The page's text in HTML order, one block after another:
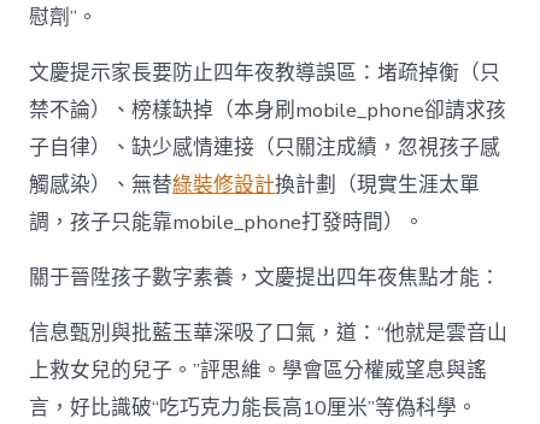
慰劑”。
文慶提示家長要防止四年夜教導誤區：堵疏掉衡（只
禁不論）、榜樣缺掉（本身刷mobile_phone卻請求孩
子自律）、缺少感情連接（只關注成績，忽視孩子感
觸感染）、無替綠裝修設計換計劃（現實生涯太單
調，孩子只能靠mobile_phone打發時間）。
關于晉陞孩子數字素養，文慶提出四年夜焦點才能：
信息甄別與批藍玉華深吸了口氣，道：“他就是雲音山
上救女兒的兒子。”評思維。學會區分權威望息與謠
言，好比識破“吃巧克力能長高10厘米”等偽科學。